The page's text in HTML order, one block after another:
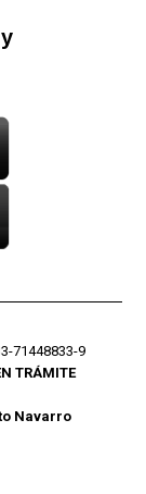
71448833-9
TRÁMITE
Navarro